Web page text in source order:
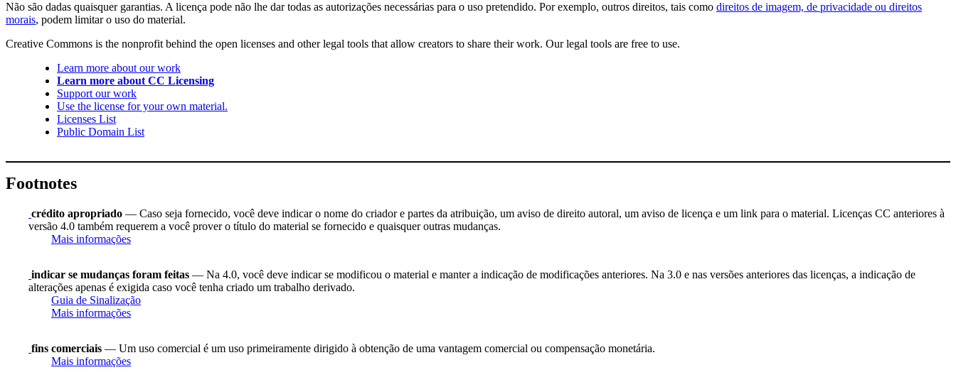
Não são dadas quaisquer garantias. A licença pode não lhe dar todas as autorizações necessárias para o uso pretendido. Por exemplo, outros direitos, tais como direitos de imagem, de privacidade ou direitos
morais, podem limitar o uso do material.
Creative Commons is the nonprofit behind the open licenses and other legal tools that allow creators to share their work. Our legal tools are free to use.
Learn more about our work
Learn more about CC Licensing
Support our work
Use the license for your own material.
Licenses List
Public Domain List
Footnotes
crédito apropriado — Caso seja fornecido, você deve indicar o nome do criador e partes da atribuição, um aviso de direito autoral, um aviso de licença e um link para o material. Licenças CC anteriores à
versão 4.0 também requerem a você prover o título do material se fornecido e quaisquer outras mudanças.
Mais informações
indicar se mudanças foram feitas — Na 4.0, você deve indicar se modificou o material e manter a indicação de modificações anteriores. Na 3.0 e nas versões anteriores das licenças, a indicação de
alterações apenas é exigida caso você tenha criado um trabalho derivado.
Guia de Sinalização
Mais informações
fins comerciais — Um uso comercial é um uso primeiramente dirigido à obtenção de uma vantagem comercial ou compensação monetária.
Mais informações